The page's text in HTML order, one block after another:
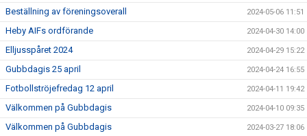
Beställning av föreningsoverall 2024-05-06 11:51
Heby AIFs ordförande 2024-04-30 14:00
Elljusspåret 2024 2024-04-29 15:22
Gubbdagis 25 april 2024-04-24 16:55
Fotbollströjefredag 12 april 2024-04-11 19:42
Välkommen på Gubbdagis 2024-04-10 09:35
Välkommen på Gubbdagis 2024-03-27 18:06